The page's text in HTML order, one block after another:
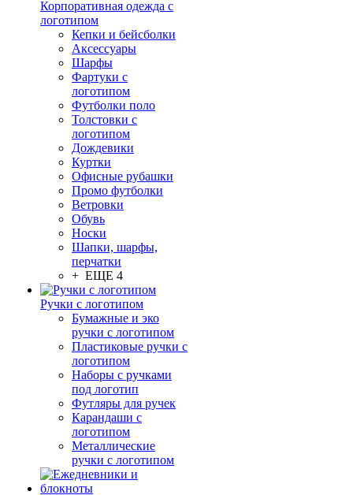
Корпоративная одежда с
логотипом
Кепки и бейсболки
Аксессуары
Шарфы
Фартуки с
логотипом
Футболки поло
Толстовки с
логотипом
Дождевики
Куртки
Офисные рубашки
Промо футболки
Ветровки
Обувь
Носки
Шапки, шарфы,
перчатки
+ ЕЩЕ 4
Ручки с логотипом
Бумажные и эко
ручки с логотипом
Пластиковые ручки с
логотипом
Наборы с ручками
под логотип
Футляры для ручек
Карандаши с
логотипом
Металлические
ручки с логотипом